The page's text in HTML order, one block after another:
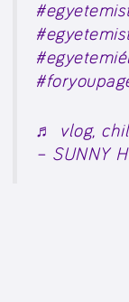
♬ vlog,
– SUNNY